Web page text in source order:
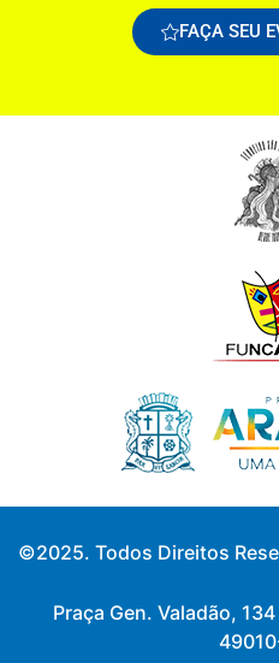
FAÇA SEU
©2025. Todos Direitos
Praça Gen. Valadão,